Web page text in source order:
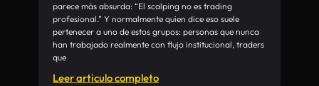
parece más absurda: “El scalping no es trading
profesional.” Y normalmente quien dice eso suele
pertenecer a uno de estos grupos: personas que nunca
han trabajado realmente con flujo institucional, traders
que
Leer articulo completo